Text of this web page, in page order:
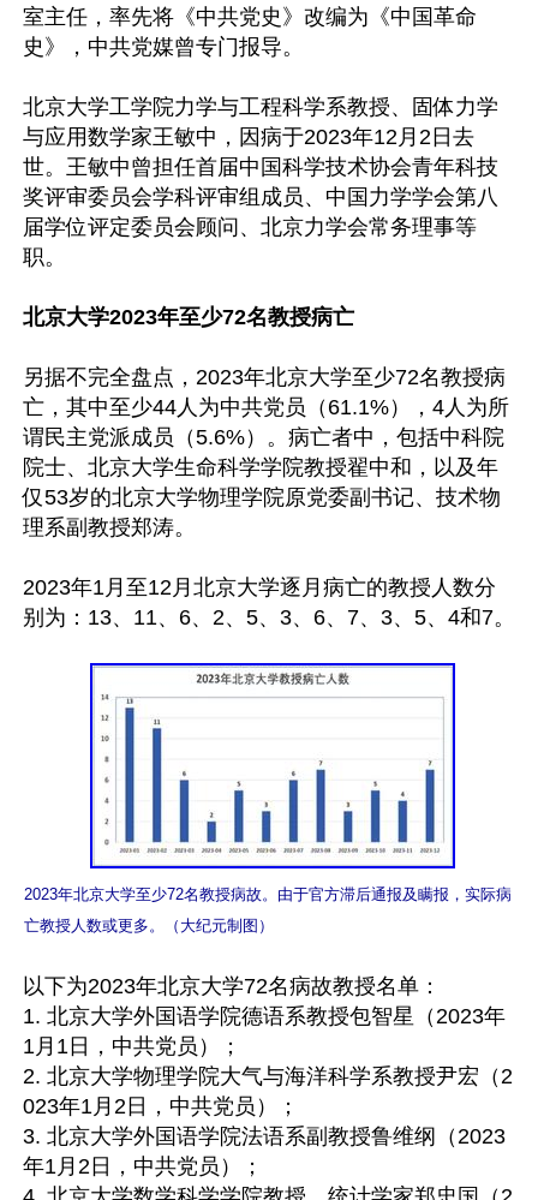
室主任，率先将《中共党史》改编为《中国革命
史》，中共党媒曾专门报导。
北京大学工学院力学与工程科学系教授、固体力学
与应用数学家王敏中，因病于2023年12月2日去
世。王敏中曾担任首届中国科学技术协会青年科技
奖评审委员会学科评审组成员、中国力学学会第八
届学位评定委员会顾问、北京力学会常务理事等
职。
北京大学2023年至少72名教授病亡
另据不完全盘点，2023年北京大学至少72名教授病
亡，其中至少44人为中共党员（61.1%），4人为所
谓民主党派成员（5.6%）。病亡者中，包括中科院
院士、北京大学生命科学学院教授翟中和，以及年
仅53岁的北京大学物理学院原党委副书记、技术物
理系副教授郑涛。
2023年1月至12月北京大学逐月病亡的教授人数分
别为：13、11、6、2、5、3、6、7、3、5、4和7。
2023年北京大学至少72名教授病故。由于官方滞后通报及瞒报，实际病
亡教授人数或更多。（大纪元制图）
以下为2023年北京大学72名病故教授名单：
1. 北京大学外国语学院德语系教授包智星（2023年
1月1日，中共党员）；
2. 北京大学物理学院大气与海洋科学系教授尹宏（2
023年1月2日，中共党员）；
3. 北京大学外国语学院法语系副教授鲁维纲（2023
年1月2日，中共党员）；